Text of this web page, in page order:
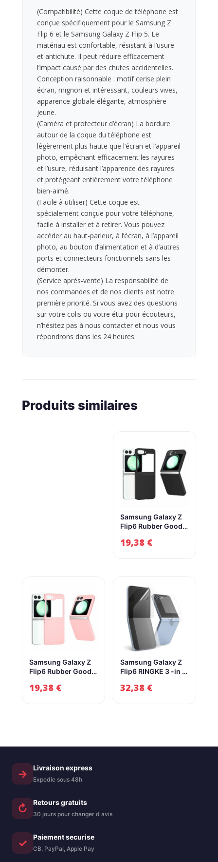
(Compatibilité) Cette coque de téléphone est
conçue spécifiquement pour le Samsung Z
Flip 6 et le Samsung Galaxy Z Flip 5. Le
matériau est confortable, résistant à l’usure
et antichute. Il peut réduire efficacement
l’impact causé par des chutes accidentelles.
Conception raisonnable : motif cerise plein
écran, mignon et intéressant, couleurs vives,
apparence globale élégante, atmosphère
jeune.
(Caméra et protecteur d’écran) La bordure
autour de la coque du téléphone est
légèrement plus haute que l’écran et l’appareil
photo, empêchant efficacement les rayures
et l’usure, réduisant l’apparence des rayures
et protégeant entièrement votre téléphone
bien-aimé.
(Facile à utiliser) Cette coque est
spécialement conçue pour votre téléphone,
facile à installer et à retirer. Vous pouvez
accéder au haut-parleur, à l’écran, à l’appareil
photo, au bouton d’alimentation et à d’autres
ports et connecteurs fonctionnels sans les
démonter.
(Service après-vente) La responsabilité de
nos commandes et de nos clients est notre
première priorité. Si vous avez des questions
sur votre colis ou votre étui pour écouteurs,
n’hésitez pas à nous contacter et nous vous
répondrons dans les 24 heures.
Produits similaires
Samsung Galaxy Z
Flip6 Rubber Good
– Sortidwood
caoutchouc – noir
19,38 €
Samsung Galaxy Z
Flip6 Rubber Good
Pinkdiderwood
19,38 €
Samsung Galaxy Z
Flip6 RINGKE 3 -in -1
tempérée – 2 pack –
transparent
32,38 €
→ Livraison express
Expedie sous 48h
↻ Retours gratuits
30 jours pour changer d avis
✓ Paiement securise
CB, PayPal, Apple Pay